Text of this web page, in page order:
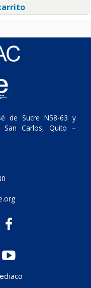
de Sucre N58-63 y
San Carlos, Quito –